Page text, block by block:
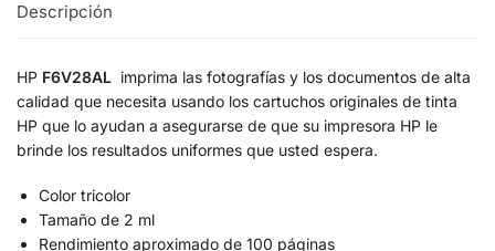
Descripción
HP F6V28AL imprima las fotografías y los documentos de alta
calidad que necesita usando los cartuchos originales de tinta
HP que lo ayudan a asegurarse de que su impresora HP le
brinde los resultados uniformes que usted espera.
Color tricolor
Tamaño de 2 ml
Rendimiento aproximado de 100 páginas